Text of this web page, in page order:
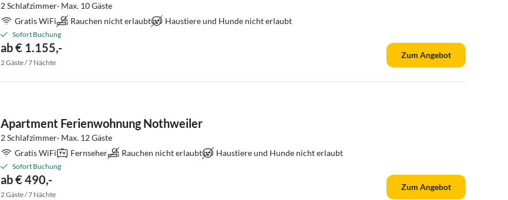
2 Schlafzimmer· Max. 10 Gäste
Gratis WiFi
Rauchen nicht erlaubt Haustiere und Hunde nicht erlaubt
Sofort Buchung
ab € 1.155,-
2 Gäste / 7 Nächte
Zum Angebot
Apartment Ferienwohnung Nothweiler
2 Schlafzimmer· Max. 12 Gäste
Gratis WiFi
Fernseher Rauchen nicht erlaubt Haustiere und Hunde nicht erlaubt
Sofort Buchung
ab € 490,-
2 Gäste / 7 Nächte
Zum Angebot